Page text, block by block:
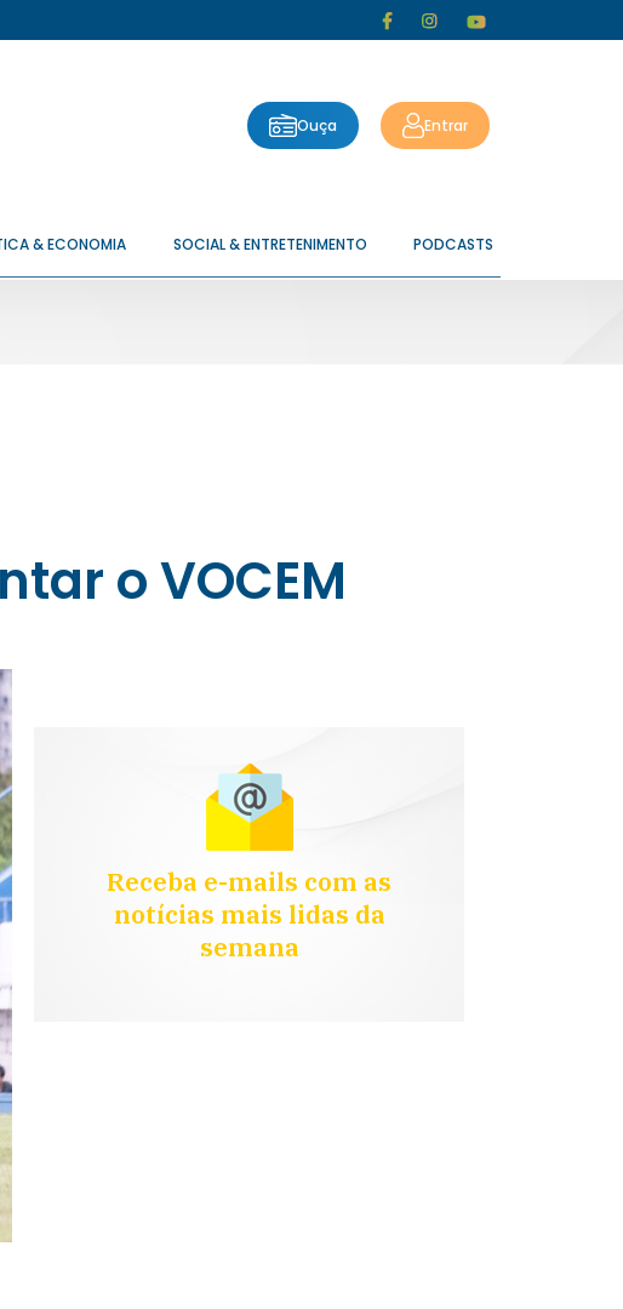
Ouça Entrar
& ECONOMIA SOCIAL & ENTRETENIMENTO PODCASTS
o VOCEM
Receba e-mails com as
notícias mais lidas da
semana